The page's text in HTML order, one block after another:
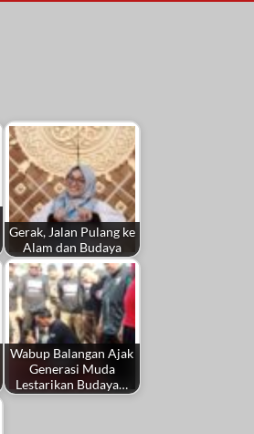
Gerak, Jalan Pulang ke
Alam dan Budaya
Wabup Balangan Ajak
Generasi Muda
Lestarikan Budaya…